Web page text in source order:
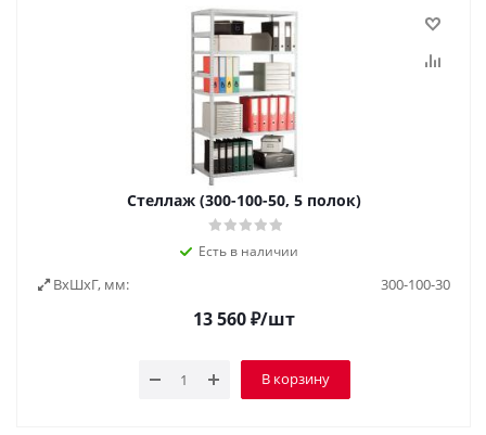
Стеллаж (300-100-50, 5 полок)
Есть в наличии
ВxШxГ, мм: 300-100-30
13 560₽/шт
В корзину